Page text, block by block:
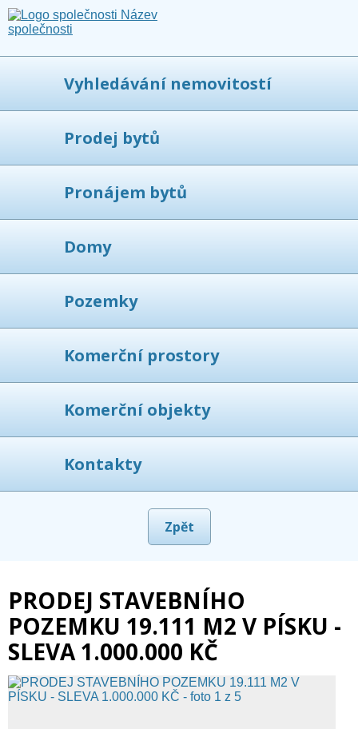
Vyhledávání nemovitostí
Prodej bytů
Pronájem bytů
Domy
Pozemky
Komerční prostory
Komerční objekty
Kontakty
Zpět
PRODEJ STAVEBNÍHO
POZEMKU 19.111 M2 V PÍSKU -
SLEVA 1.000.000 KČ